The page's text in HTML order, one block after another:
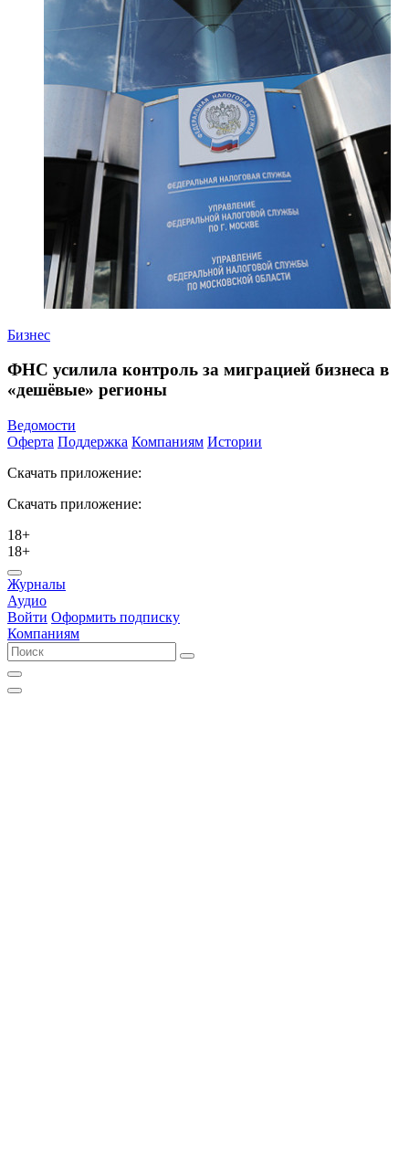
Бизнес
ФНС усилила контроль за миграцией бизнеса в
«дешёвые» регионы
Ведомости
Оферта Поддержка Компаниям Истории
Скачать приложение:
Скачать приложение:
18+
18+
Журналы
Аудио
Войти Оформить подписку
Компаниям